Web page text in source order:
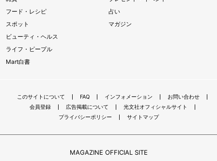
フード・レシピ
スポット
ビューティ・ヘルス
ライフ・ピープル
Mart白書
占い
マガジン
このサイトについて FAQ インフォメーション
お問い合わせ
会員登録
広告掲載について
光文社オフィシャルサイト
プライバシーポリシー
サイトマップ
MAGAZINE OFFICIAL SITE